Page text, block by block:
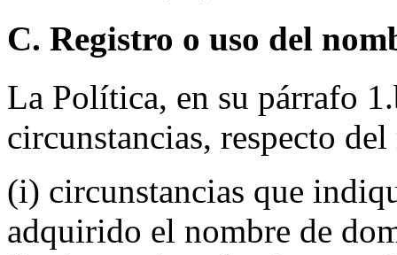
C. Registro o uso del
La Política, en su párrafo
circunstancias, respecto
(i) circunstancias que
adquirido el nombre de